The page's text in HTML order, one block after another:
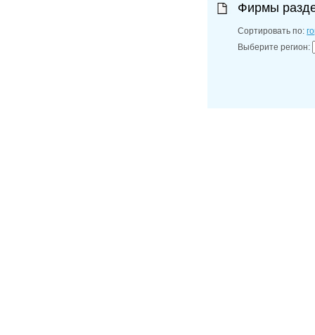
Фирмы
Сортировать по:
Выберите регион: